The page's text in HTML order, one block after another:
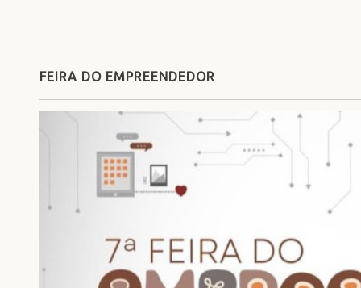
FEIRA DO EMPREENDEDOR